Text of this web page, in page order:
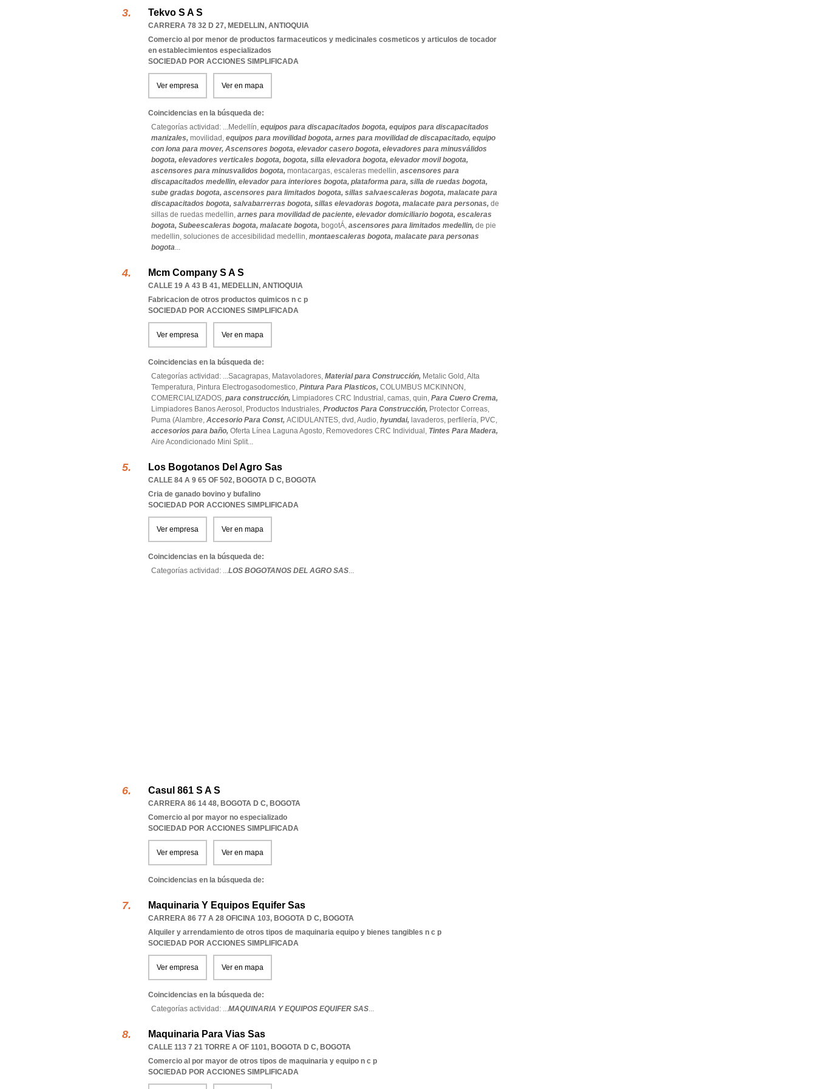
Tekvo S A S
CARRERA 78 32 D 27, MEDELLIN, ANTIOQUIA
Comercio al por menor de productos farmaceuticos y medicinales cosmeticos y articulos de tocador
en establecimientos especializados
SOCIEDAD POR ACCIONES SIMPLIFICADA
Ver empresa Ver en mapa
Coincidencias en la búsqueda de:
Categorías actividad: ...Medellín, equipos para discapacitados bogota, equipos para discapacitados
manizales, movilidad, equipos para movilidad bogota, arnes para movilidad de discapacitado, equipo
con lona para mover, Ascensores bogota, elevador casero bogota, elevadores para minusválidos
bogota, elevadores verticales bogota, bogota, silla elevadora bogota, elevador movil bogota,
ascensores para minusvalidos bogota, montacargas, escaleras medellin, ascensores para
discapacitados medellin, elevador para interiores bogota, plataforma para, silla de ruedas bogota,
sube gradas bogota, ascensores para limitados bogota, sillas salvaescaleras bogota, malacate para
discapacitados bogota, salvabarrerras bogota, sillas elevadoras bogota, malacate para personas, de
sillas de ruedas medellin, arnes para movilidad de paciente, elevador domiciliario bogota, escaleras
bogota, Subeescaleras bogota, malacate bogota, bogotÁ, ascensores para limitados medellin, de pie
medellin, soluciones de accesibilidad medellin, montaescaleras bogota, malacate para personas
bogota...
Mcm Company S A S
CALLE 19 A 43 B 41, MEDELLIN, ANTIOQUIA
Fabricacion de otros productos quimicos n c p
SOCIEDAD POR ACCIONES SIMPLIFICADA
Ver empresa Ver en mapa
Coincidencias en la búsqueda de:
Categorías actividad: ...Sacagrapas, Matavoladores, Material para Construcción, Metalic Gold,Alta
Temperatura, Pintura Electrogasodomestico, Pintura Para Plasticos, COLUMBUS MCKINNON,
COMERCIALIZADOS, para construcción, Limpiadores CRC Industrial, camas, quin, Para Cuero Crema,
Limpiadores Banos Aerosol, Productos Industriales, Productos Para Construcción, Protector Correas,
Puma (Alambre, Accesorio Para Const, ACIDULANTES, dvd,Audio, hyundai, lavaderos, perfilería, PVC,
accesorios para baño, Oferta Línea Laguna Agosto, Removedores CRC Individual, Tintes Para Madera,
Aire Acondicionado Mini Split...
Los Bogotanos Del Agro Sas
CALLE 84 A 9 65 OF 502, BOGOTA D C, BOGOTA
Cria de ganado bovino y bufalino
SOCIEDAD POR ACCIONES SIMPLIFICADA
Ver empresa Ver en mapa
Coincidencias en la búsqueda de:
Categorías actividad: ...LOS BOGOTANOS DEL AGRO SAS...
Casul 861 S A S
CARRERA 86 14 48, BOGOTA D C, BOGOTA
Comercio al por mayor no especializado
SOCIEDAD POR ACCIONES SIMPLIFICADA
Ver empresa Ver en mapa
Coincidencias en la búsqueda de:
Maquinaria Y Equipos Equifer Sas
CARRERA 86 77 A 28 OFICINA 103, BOGOTA D C, BOGOTA
Alquiler y arrendamiento de otros tipos de maquinaria equipo y bienes tangibles n c p
SOCIEDAD POR ACCIONES SIMPLIFICADA
Ver empresa Ver en mapa
Coincidencias en la búsqueda de:
Categorías actividad: ...MAQUINARIA Y EQUIPOS EQUIFER SAS...
Maquinaria Para Vias Sas
CALLE 113 7 21 TORRE A OF 1101, BOGOTA D C, BOGOTA
Comercio al por mayor de otros tipos de maquinaria y equipo n c p
SOCIEDAD POR ACCIONES SIMPLIFICADA